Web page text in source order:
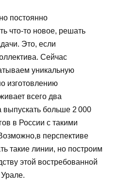
постоянно
что-то новое, решать
Это, если
Сейчас
уникальную
изготовлению
всего два
выпускать больше 2 000
в России с такими
перспективе
такие линии, но построим
этой востребованной